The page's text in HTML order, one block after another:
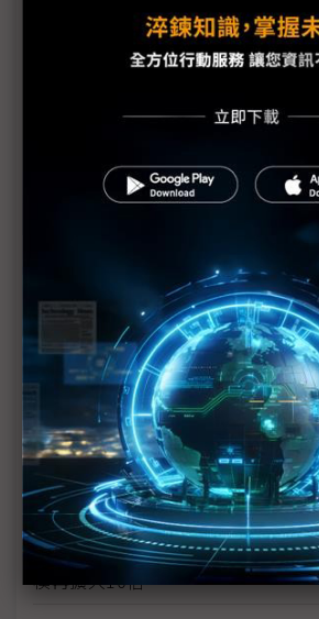
NVIDIA進軍WoA市場 AI PC從
微軟攜NVIDIA搶攻代理式AI時代
黃仁勳攜蔡力行揭RTX Spark開發
黃仁勳揭五大成長引擎 Vera將成
的AI CPU架構之一
NVIDIA、聯發科聯軍正面進攻AI
入WoA大家庭
NB市況冰火交織 蘋果低價搶市、
高階AI PC
Arm陣營添NVIDIA強援 x86最大
Arm：沒台灣就沒有Arm Agent AI
模再擴大10倍